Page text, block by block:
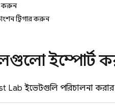
করুন
ট্রিগার করুন
ইম্পোর্ট
Lab ইভেন্টগুলি পরিচালনা